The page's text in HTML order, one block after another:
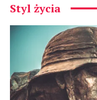
Styl życia